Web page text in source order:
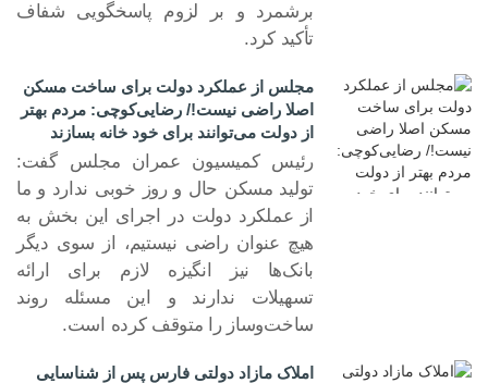
برشمرد و بر لزوم پاسخگویی شفاف
تأکید کرد.
مجلس از عملکرد دولت برای ساخت مسکن
اصلا راضی نیست!/ رضایی‌کوچی: مردم بهتر
از دولت می‌توانند برای خود خانه بسازند
رئیس کمیسیون عمران مجلس گفت:
تولید مسکن حال و روز خوبی ندارد و ما
از عملکرد دولت در اجرای این بخش به
هیچ عنوان راضی نیستیم، از سوی دیگر
بانک‌ها نیز انگیزه لازم برای ارائه
تسهیلات ندارند و این مسئله روند
ساخت‌وساز را متوقف کرده است.
املاک مازاد دولتی فارس پس از شناسایی